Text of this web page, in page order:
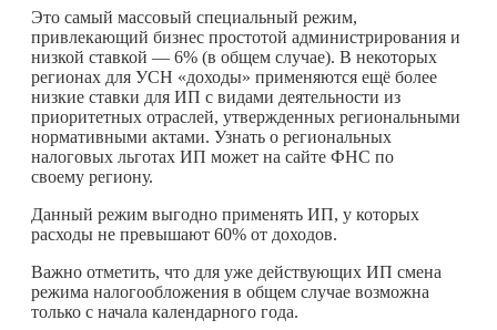
Это самый массовый специальный режим,
привлекающий бизнес простотой администрирования и
низкой ставкой — 6% (в общем случае). В некоторых
регионах для УСН «доходы» применяются ещё более
низкие ставки для ИП с видами деятельности из
приоритетных отраслей, утвержденных региональными
нормативными актами. Узнать о региональных
налоговых льготах ИП может на сайте ФНС по
своему региону.
Данный режим выгодно применять ИП, у которых
расходы не превышают 60% от доходов.
Важно отметить, что для уже действующих ИП смена
режима налогообложения в общем случае возможна
только с начала календарного года.